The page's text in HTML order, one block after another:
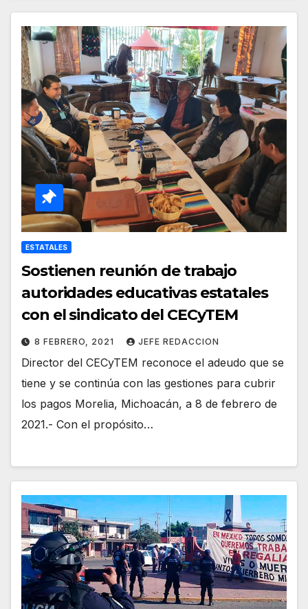
ESTATALES
Sostienen reunión de trabajo
autoridades educativas estatales
con el sindicato del CECyTEM
8 FEBRERO, 2021 JEFE REDACCION
Director del CECyTEM reconoce el adeudo que se
tiene y se continúa con las gestiones para cubrir
los pagos Morelia, Michoacán, a 8 de febrero de
2021.- Con el propósito…